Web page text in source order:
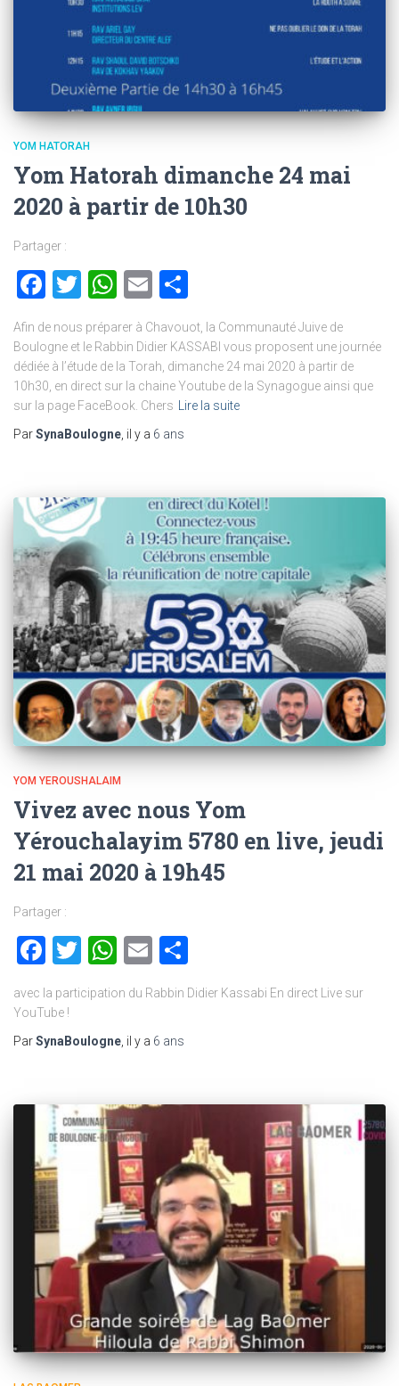
YOM HATORAH
Yom Hatorah dimanche 24 mai
2020 à partir de 10h30
Partager :
Facebook
TwitterWhatsApp
Email
Afin de nous préparer à Chavouot, la Communauté Juive de
Boulogne et le Rabbin Didier KASSABI vous proposent une journée
dédiée à l’étude de la Torah, dimanche 24 mai 2020 à partir de
10h30, en direct sur la chaine Youtube de la Synagogue ainsi que
sur la page FaceBook. Chers Lire la suite
ParSynaBoulogne, il y a 6 ans
YOM YEROUSHALAIM
Vivez avec nous Yom
Yérouchalayim 5780 en live, jeudi
21 mai 2020 à 19h45
Partager :
Facebook
Twitter
WhatsApp
Email
avec la participation du Rabbin Didier Kassabi En direct Live sur
YouTube !
ParSynaBoulogne , il y a 6 ans